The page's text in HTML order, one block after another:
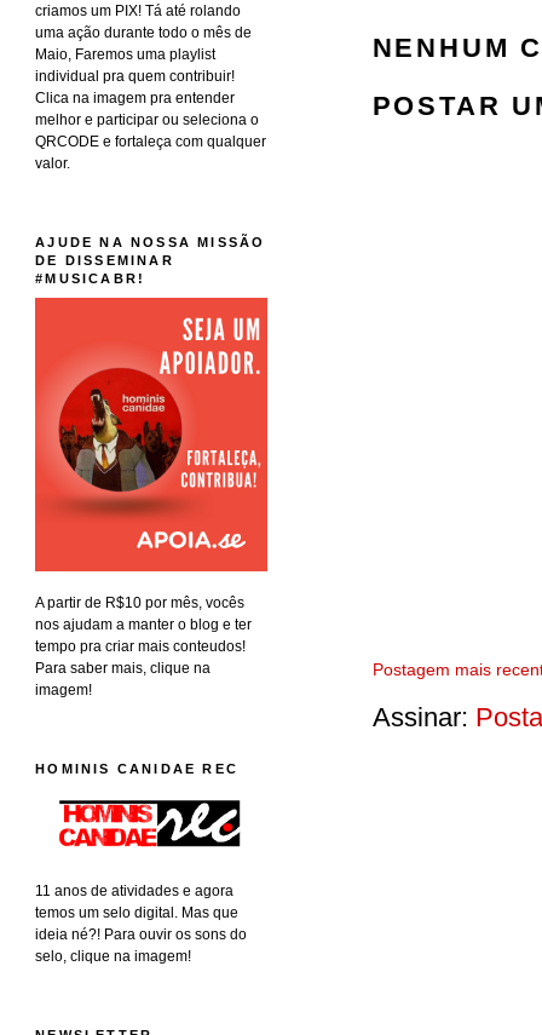
NENHUM
POSTAR
Postagem mais
Assinar:
criamos um PIX! Tá até rolando
uma ação durante todo o mês de
Maio, Faremos uma playlist
individual pra quem contribuir!
Clica na imagem pra entender
melhor e participar ou seleciona o
QRCODE e fortaleça com qualquer
valor.
AJUDE NA NOSSA MISSÃO
DE DISSEMINAR
#MUSICABR!
A partir de R$10 por mês, vocês
nos ajudam a manter o blog e ter
tempo pra criar mais conteudos!
Para saber mais, clique na
imagem!
HOMINIS CANIDAE REC
11 anos de atividades e agora
temos um selo digital. Mas que
ideia né?! Para ouvir os sons do
selo, clique na imagem!